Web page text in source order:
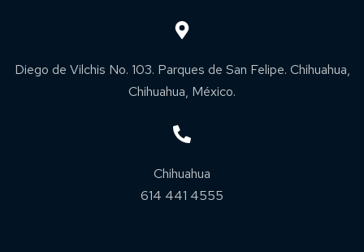
Diego de Vilchis No. 103. Parques de San Felipe. Chihuahua,
Chihuahua, México.
Chihuahua
614 441 4555